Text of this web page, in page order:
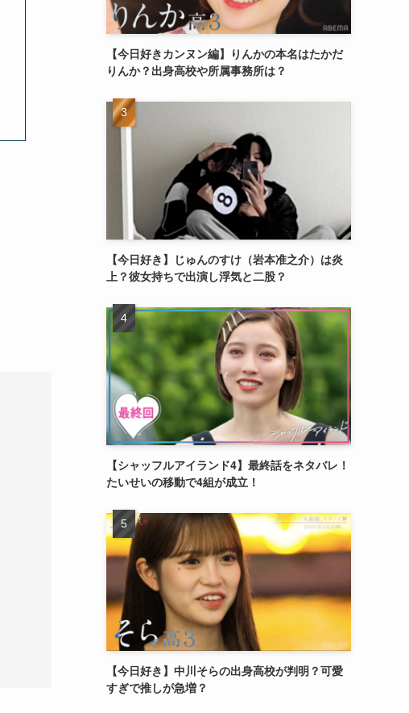
【今日好きカンヌン編】りんかの本名はたかだ
りんか？出身高校や所属事務所は？
【今日好き】じゅんのすけ（岩本准之介）は炎
上？彼女持ちで出演し浮気と二股？
【シャッフルアイランド4】最終話をネタバレ！
たいせいの移動で4組が成立！
【今日好き】中川そらの出身高校が判明？可愛
すぎで推しが急増？